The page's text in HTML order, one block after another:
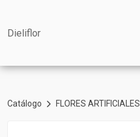
Dieliflor
Catálogo FLORES ARTIFICIALES